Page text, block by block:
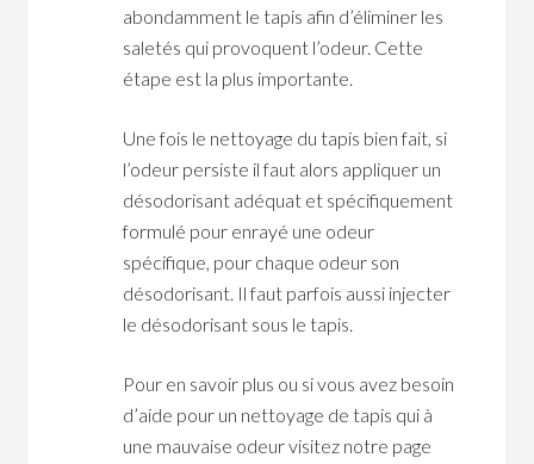
abondamment le tapis afin d’éliminer les
saletés qui provoquent l’odeur. Cette
étape est la plus importante.
Une fois le nettoyage du tapis bien fait, si
l’odeur persiste il faut alors appliquer un
désodorisant adéquat et spécifiquement
formulé pour enrayé une odeur
spécifique, pour chaque odeur son
désodorisant. Il faut parfois aussi injecter
le désodorisant sous le tapis.
Pour en savoir plus ou si vous avez besoin
d’aide pour un nettoyage de tapis qui à
une mauvaise odeur visitez notre page